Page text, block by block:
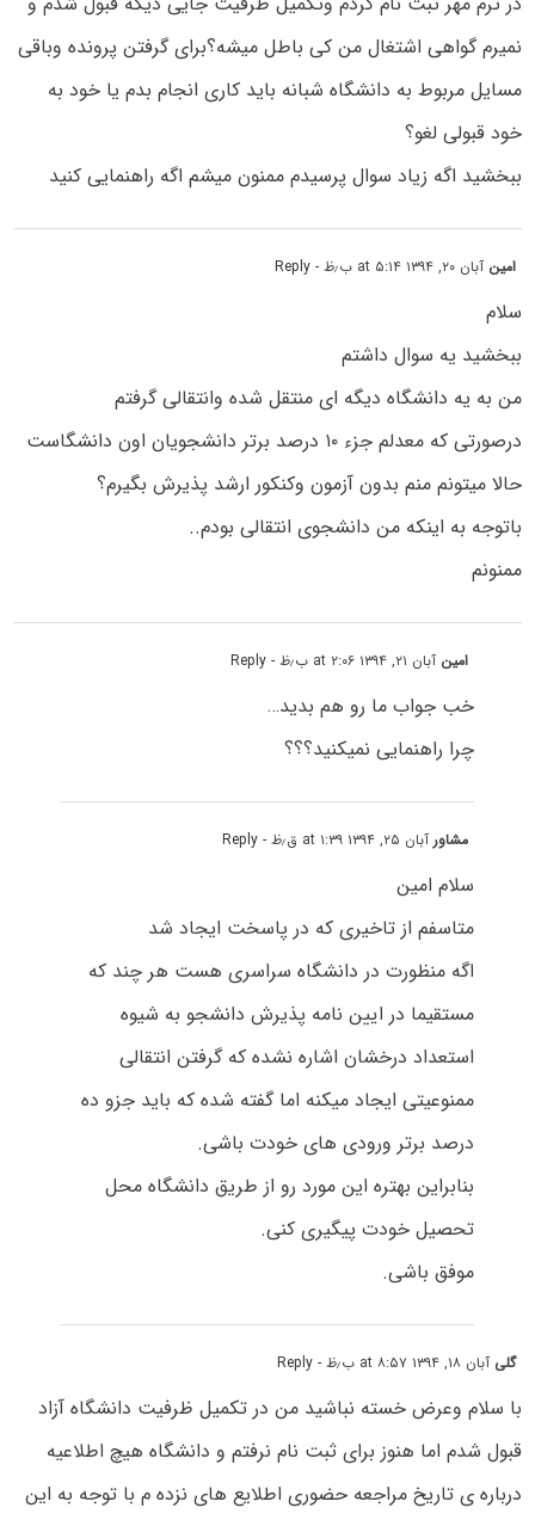
نمیرم گواهی اشتغال من کی باطل میشه؟برای گرفتن پرونده وباقی
مسایل مربوط به دانشگاه شبانه باید کاری انجام بدم یا خود به
خود قبولی لغو؟
ببخشید اگه زیاد سوال پرسیدم ممنون میشم اگه راهنمایی کنید
امین آبان ۲۰, ۱۳۹۴ at ۵:۱۴ ب٫ظ - Reply
سلام
ببخشید یه سوال داشتم
من به یه دانشگاه دیگه ای منتقل شده وانتقالی گرفتم
درصورتی که معدلم جزء ۱۰ درصد برتر دانشجویان اون دانشگاست
حالا میتونم منم بدون آزمون وکنکور ارشد پذیرش بگیرم؟
باتوجه به اینکه من دانشجوی انتقالی بودم..
ممنونم
امین آبان ۲۱, ۱۳۹۴ at ۲:۰۶ ب٫ظ - Reply
خب جواب ما رو هم بدید…
چرا راهنمایی نمیکنید؟؟؟
مشاورآبان ۲۵, ۱۳۹۴ at ۱:۳۹ ق٫ظ - Reply
سلام امین
متاسفم از تاخیری که در پاسخت ایجاد شد
اگه منظورت در دانشگاه سراسری هست هر چند که
مستقیما در ایین نامه پذیرش دانشجو به شیوه
استعداد درخشان اشاره نشده که گرفتن انتقالی
ممنوعیتی ایجاد میکنه اما گفته شده که باید جزو ده
درصد برتر ورودی های خودت باشی.
بنابراین بهتره این مورد رو از طریق دانشگاه محل
تحصیل خودت پیگیری کنی.
موفق باشی.
گلی آبان ۱۸, ۱۳۹۴ at ۸:۵۷ ب٫ظ - Reply
با سلام وعرض خسته نباشید من در تکمیل ظرفیت دانشگاه آزاد
قبول شدم اما هنوز برای ثبت نام نرفتم و دانشگاه هیچ اطلاعیه
درباره ی تاریخ مراجعه حضوری اطلایع های نزده م با توجه به این